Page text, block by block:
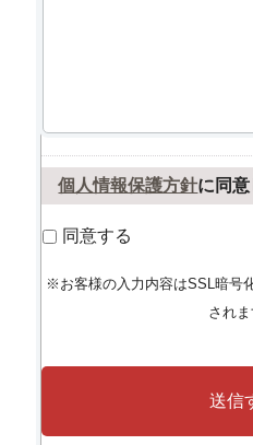
個人情報保護方針に同意
同意する
※お客様の入力内容はSSL暗号
されま